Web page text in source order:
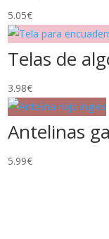
5.05€
Telas de
3.98€
Antelinas
5.99€